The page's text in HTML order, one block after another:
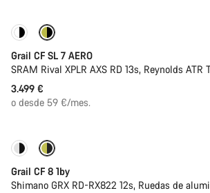
Nuevo
Grail CF SL 7 AERO
SRAM Rival XPLR AXS RD 13s, Reynolds ATR
3.499 €
o desde 59 €/mes.
Solo disponible en talla XL | 2XL
Grail CF 8 1by
Shimano GRX RD-RX822 12s, Ruedas de